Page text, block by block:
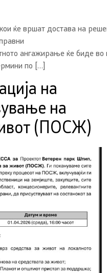
ќе вршат достава на
ангажирање ќе биде во
по […]
на
на
(ПОСЖ)